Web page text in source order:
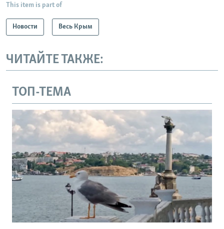
This item is part of
Новости Весь Крым
ЧИТАЙТЕ ТАКЖЕ:
ТОП-ТЕМА